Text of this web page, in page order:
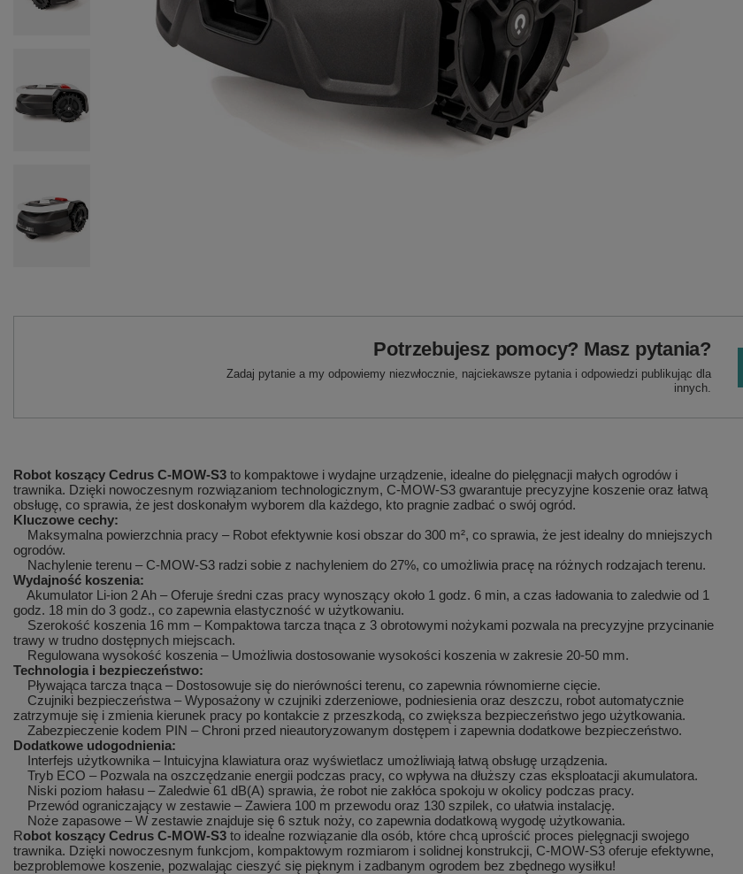
Potrzebujesz pomocy? Masz pytania?
Zadaj pytanie a my odpowiemy niezwłocznie, najciekawsze pytania i odpowiedzi publikując dla
innych.
Robot koszący Cedrus C-MOW-S3 to kompaktowe i wydajne urządzenie, idealne do pielęgnacji małych ogrodów i
trawnika. Dzięki nowoczesnym rozwiązaniom technologicznym, C-MOW-S3 gwarantuje precyzyjne koszenie oraz łatwą
obsługę, co sprawia, że jest doskonałym wyborem dla każdego, kto pragnie zadbać o swój ogród.
Kluczowe cechy:
Maksymalna powierzchnia pracy – Robot efektywnie kosi obszar do 300 m², co sprawia, że jest idealny do mniejszych
ogrodów.
Nachylenie terenu – C-MOW-S3 radzi sobie z nachyleniem do 27%, co umożliwia pracę na różnych rodzajach terenu.
Wydajność koszenia:
Akumulator Li-ion 2 Ah – Oferuje średni czas pracy wynoszący około 1 godz. 6 min, a czas ładowania to zaledwie od 1
godz. 18 min do 3 godz., co zapewnia elastyczność w użytkowaniu.
Szerokość koszenia 16 mm – Kompaktowa tarcza tnąca z 3 obrotowymi nożykami pozwala na precyzyjne przycinanie
trawy w trudno dostępnych miejscach.
Regulowana wysokość koszenia – Umożliwia dostosowanie wysokości koszenia w zakresie 20-50 mm.
Technologia i bezpieczeństwo:
Pływająca tarcza tnąca – Dostosowuje się do nierówności terenu, co zapewnia równomierne cięcie.
Czujniki bezpieczeństwa – Wyposażony w czujniki zderzeniowe, podniesienia oraz deszczu, robot automatycznie
zatrzymuje się i zmienia kierunek pracy po kontakcie z przeszkodą, co zwiększa bezpieczeństwo jego użytkowania.
Zabezpieczenie kodem PIN – Chroni przed nieautoryzowanym dostępem i zapewnia dodatkowe bezpieczeństwo.
Dodatkowe udogodnienia:
Interfejs użytkownika – Intuicyjna klawiatura oraz wyświetlacz umożliwiają łatwą obsługę urządzenia.
Tryb ECO – Pozwala na oszczędzanie energii podczas pracy, co wpływa na dłuższy czas eksploatacji akumulatora.
Niski poziom hałasu – Zaledwie 61 dB(A) sprawia, że robot nie zakłóca spokoju w okolicy podczas pracy.
Przewód ograniczający w zestawie – Zawiera 100 m przewodu oraz 130 szpilek, co ułatwia instalację.
Noże zapasowe – W zestawie znajduje się 6 sztuk noży, co zapewnia dodatkową wygodę użytkowania.
Robot koszący Cedrus C-MOW-S3 to idealne rozwiązanie dla osób, które chcą uprościć proces pielęgnacji swojego
trawnika. Dzięki nowoczesnym funkcjom, kompaktowym rozmiarom i solidnej konstrukcji, C-MOW-S3 oferuje efektywne,
bezproblemowe koszenie, pozwalając cieszyć się pięknym i zadbanym ogrodem bez zbędnego wysiłku!